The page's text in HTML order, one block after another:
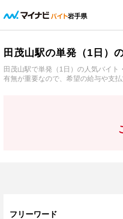
岩手県
田茂山駅の単発（1日）
田茂山駅で単発（1日）の人気バイ
有無が重要なので、希望の給与や支
フリーワード